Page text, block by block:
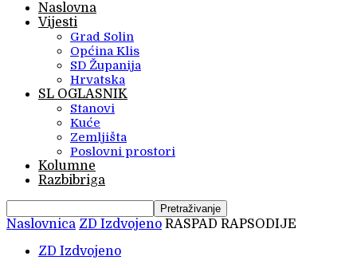
Naslovna
Vijesti
Grad Solin
Općina Klis
SD Županija
Hrvatska
SL OGLASNIK
Stanovi
Kuće
Zemljišta
Poslovni prostori
Kolumne
Razbibriga
Naslovnica ZD Izdvojeno RASPAD RAPSODIJE
ZD Izdvojeno